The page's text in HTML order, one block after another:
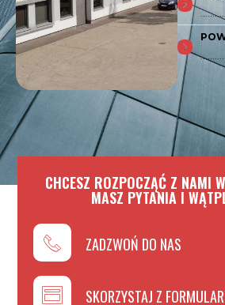
CHCESZ ROZPOCZĄĆ Z NAMI
MASZ PYTANIA I
ZADZWOŃ DO NAS
SKORZYSTAJ Z